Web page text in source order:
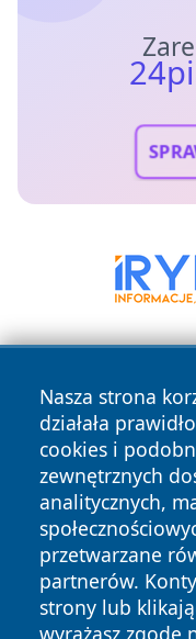
Nasza strona
działała
cookies i
zewnętrznych
analitycznych,
przetwarzane
partnerów.
strony lub
wyrażasz zgodę
Copyright © 2026
zastrzeżone.
News Autorzy